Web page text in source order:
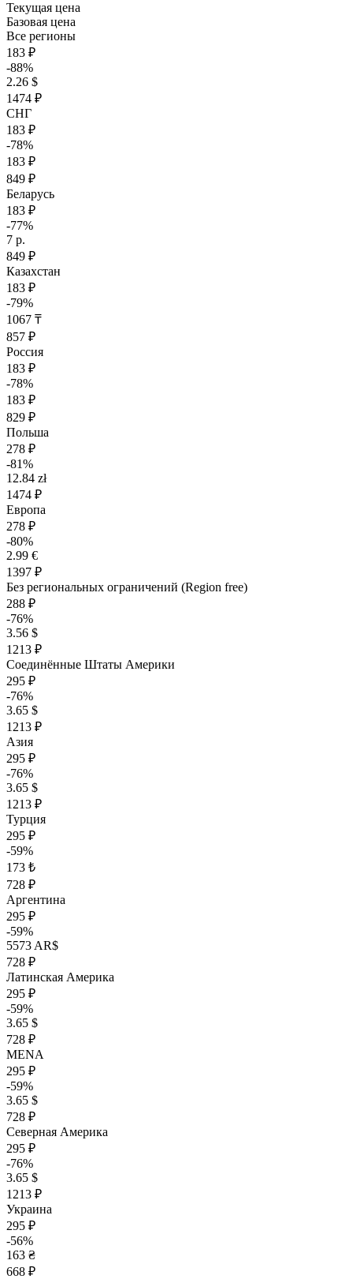
Текущая цена
Базовая цена
Все регионы
183 ₽
-88%
2.26 $
1474 ₽
СНГ
183 ₽
-78%
183 ₽
849 ₽
Беларусь
183 ₽
-77%
7 р.
849 ₽
Казахстан
183 ₽
-79%
1067 ₸
857 ₽
Россия
183 ₽
-78%
183 ₽
829 ₽
Польша
278 ₽
-81%
12.84 zł
1474 ₽
Европа
278 ₽
-80%
2.99 €
1397 ₽
Без региональных ограничений (Region free)
288 ₽
-76%
3.56 $
1213 ₽
Соединённые Штаты Америки
295 ₽
-76%
3.65 $
1213 ₽
Азия
295 ₽
-76%
3.65 $
1213 ₽
Турция
295 ₽
-59%
173 ₺
728 ₽
Аргентина
295 ₽
-59%
5573 AR$
728 ₽
Латинская Америка
295 ₽
-59%
3.65 $
728 ₽
MENA
295 ₽
-59%
3.65 $
728 ₽
Северная Америка
295 ₽
-76%
3.65 $
1213 ₽
Украина
295 ₽
-56%
163 ₴
668 ₽